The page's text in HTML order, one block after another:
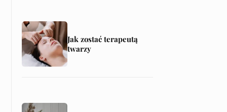
Jak zostać terapeutą
twarzy